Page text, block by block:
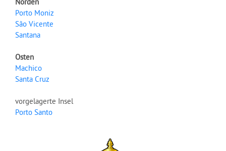
Norden
Porto Moniz
São Vicente
Santana
Osten
Machico
Santa Cruz
vorgelagerte Insel
Porto Santo